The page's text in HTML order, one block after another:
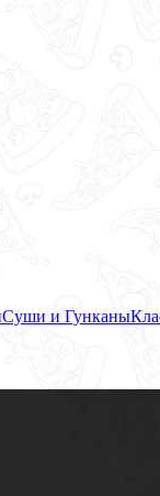
Суши и Гунканы